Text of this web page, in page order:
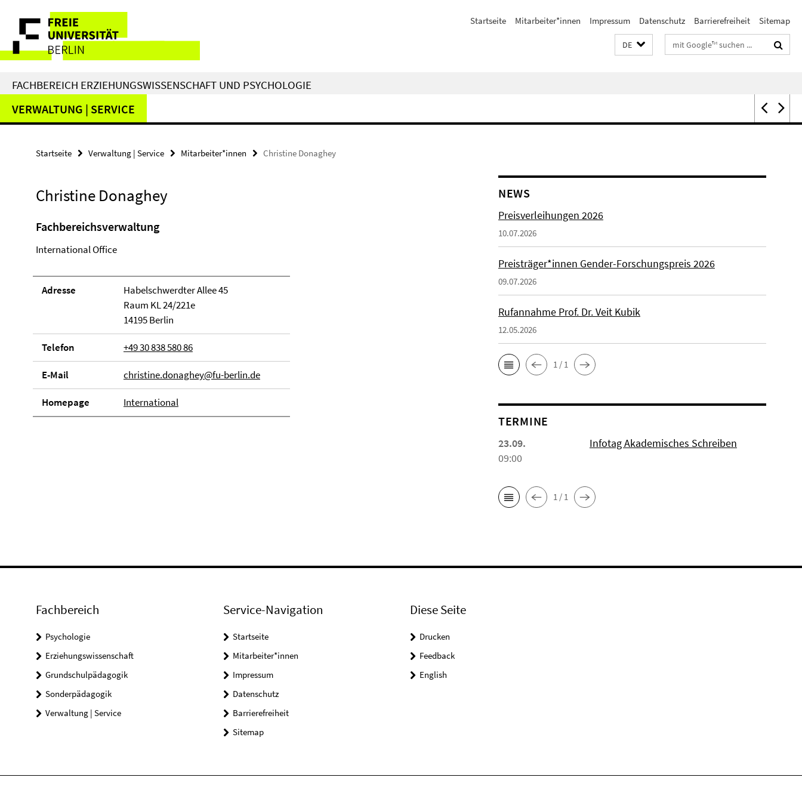
direkt
Inhalt
Service-
Navigation
Startseite Mitarbeiter*innen Impressum Datenschutz Barrierefreiheit Sitemap
DE Suchbegriffe
FACHBEREICH ERZIEHUNGSWISSENSCHAFT UND PSYCHOLOGIE
VERWALTUNG | SERVICE
Startseite Verwaltung | Service Mitarbeiter*innen Christine Donaghey
Christine Donaghey
Fachbereichsverwaltung
International Office
Adresse
Habelschwerdter Allee 45
Raum KL 24/221e
14195 Berlin
Telefon +49 30 838 580 86
E-Mail christine.donaghey@fu-berlin.de
Homepage International
NEWS
Preisverleihungen 2026
10.07.2026
Preisträger*innen Gender-Forschungspreis 2026
09.07.2026
Rufannahme Prof. Dr. Veit Kubik
12.05.2026
1 / 1
TERMINE
23.09.
09:00
Infotag Akademisches Schreiben
1 / 1
Fachbereich
Psychologie
Erziehungswissenschaft
Grundschulpädagogik
Sonderpädagogik
Verwaltung | Service
Service-Navigation
Startseite
Mitarbeiter*innen
Impressum
Datenschutz
Barrierefreiheit
Sitemap
Diese Seite
Drucken
Feedback
English